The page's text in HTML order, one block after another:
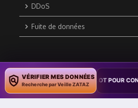
DDoS
Fuite de données
Copyright © 2010 / 2026 DATA SECURITY
ZATAZ Média
VÉRIFIER MES DONNÉES
Recherche par Veille ZATAZ
COPILOT POUR CONTAMINER DES